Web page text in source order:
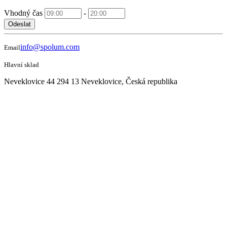
Vhodný čas -
Odeslat
Emailinfo@spolum.com
Hlavní sklad
Neveklovice 44 294 13 Neveklovice, Česká republika